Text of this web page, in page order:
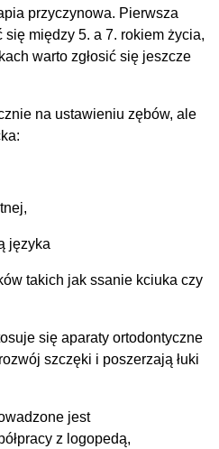
przyczynowa. Pierwsza
między 5. a 7. rokiem życia,
warto zgłosić się jeszcze
na ustawieniu zębów, ale
języka
takich jak ssanie kciuka czy
się aparaty ortodontyczne
szczęki i poszerzają łuki
jest
z logopedą,